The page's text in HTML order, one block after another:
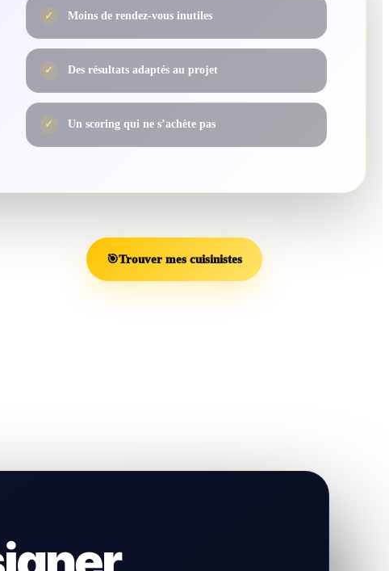
✓ Moins de rendez-vous inutiles
✓ Des résultats adaptés au projet
✓ Un scoring qui ne s’achète pas
🎯Trouver mes cuisinistes